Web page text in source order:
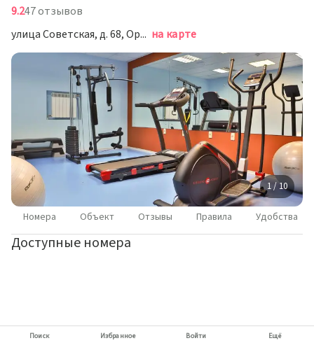
9.247 отзывов
улица Советская, д. 68, Оренбург на карте
1 / 10
Номера Объект Отзывы Правила Удобства
Доступные номера
Поиск Избранное Войти Ещё